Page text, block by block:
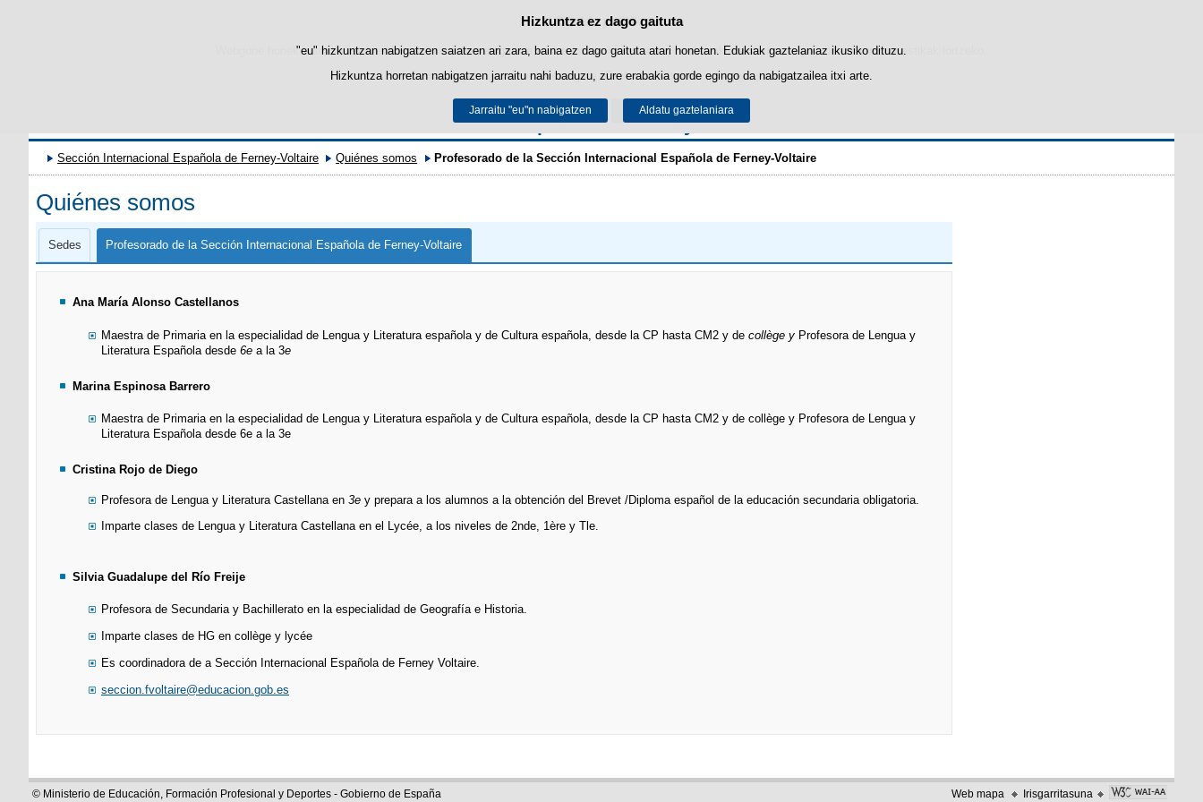
Cookie politika
Webgune honek berezko cookie-ak erabiltzen ditu nabigazioa errazteko eta hirugarrenen cookie-ak erabilera- eta gogobetetasun-estatistikak lortzeko.
Informazio gehiago lor dezakezu gure "Cookie-ak" atalean,legezko oharrean.
Onartu Ukatu
Hizkuntza ez dago gaituta
"eu" hizkuntzan nabigatzen saiatzen ari zara, baina ez dago gaituta atari honetan. Edukiak gaztelaniaz ikusiko dituzu.
Hizkuntza horretan nabigatzen jarraitu nahi baduzu, zure erabakia gorde egingo da nabigatzailea itxi arte.
Jarraitu "eu"n nabigatzen Aldatu gaztelaniara
Edukira salto egin
Sección Española de Ferney-Voltaire
Sección Internacional Española de Ferney-Voltaire Quiénes somos Profesorado de la Sección Internacional Española de Ferney-Voltaire
Quiénes somos
Sedes Profesorado de la Sección Internacional Española de Ferney-Voltaire
Ana María Alonso Castellanos
Maestra de Primaria en la especialidad de Lengua y Literatura española y de Cultura española, desde la CP hasta CM2 y de collège y Profesora de Lengua y
Literatura Española desde 6e a la 3e
Marina Espinosa Barrero
Maestra de Primaria en la especialidad de Lengua y Literatura española y de Cultura española, desde la CP hasta CM2 y de collège y Profesora de Lengua y
Literatura Española desde 6e a la 3e
Cristina Rojo de Diego​
Profesora de Lengua y Literatura Castellana en 3e y prepara a los alumnos a la obtención del Brevet /Diploma español de la educación secundaria obligatoria.
Imparte clases de Lengua y Literatura Castellana en el Lycée, a los niveles de 2nde, 1ère y Tle.
Silvia Guadalupe del Río Freije
Profesora de Secundaria y Bachillerato en la especialidad de Geografía e Historia.
Imparte clases de HG en collège y lycée
Es coordinadora de a Sección Internacional Española de Ferney Voltaire.
seccion.fvoltaire@educacion.gob.es
© Ministerio de Educación, Formación Profesional y Deportes - Gobierno de España Web mapa Irisgarritasuna